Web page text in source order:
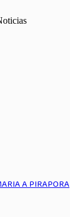
A PIRAPORA